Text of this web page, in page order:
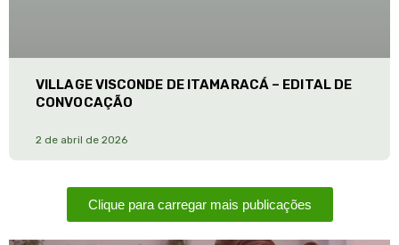
VILLAGE VISCONDE DE ITAMARACÁ – EDITAL DE
CONVOCAÇÃO
2 de abril de 2026
Clique para carregar mais publicações